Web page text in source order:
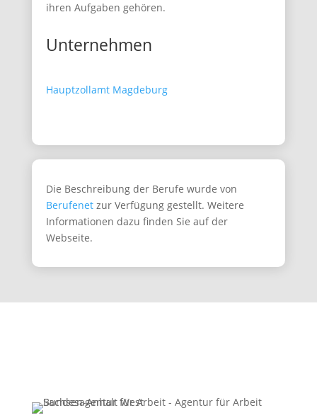
ihren Aufgaben gehören.
Unternehmen
Hauptzollamt Magdeburg
Die Beschreibung der Berufe wurde von
Berufenetzur Verfügung gestellt. Weitere
Informationen dazu finden Sie auf der
Webseite.